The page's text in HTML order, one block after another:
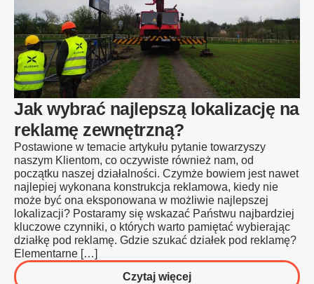
Jak wybrać najlepszą lokalizację na
reklamę zewnętrzną?
Postawione w temacie artykułu pytanie towarzyszy
naszym Klientom, co oczywiste również nam, od
początku naszej działalności. Czymże bowiem jest nawet
najlepiej wykonana konstrukcja reklamowa, kiedy nie
może być ona eksponowana w możliwie najlepszej
lokalizacji? Postaramy się wskazać Państwu najbardziej
kluczowe czynniki, o których warto pamiętać wybierając
działkę pod reklamę. Gdzie szukać działek pod reklamę?
Elementarne […]
Czytaj więcejo